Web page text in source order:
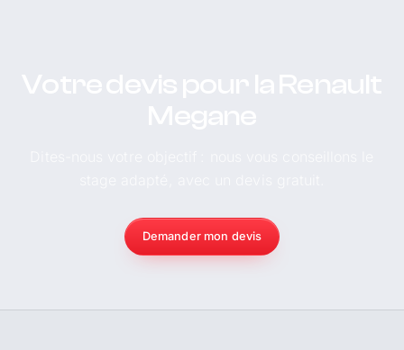
Demander mon devis